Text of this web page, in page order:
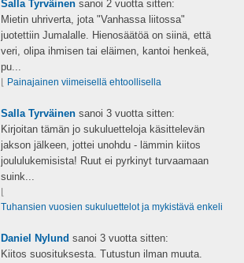
Salla Tyrväinensanoi 2 vuotta sitten:
Mietin uhriverta, jota "Vanhassa liitossa"
juotettiin Jumalalle. Hienosäätöä on siinä, että
veri, olipa ihmisen tai eläimen, kantoi henkeä,
pu...
Painajainen viimeisellä ehtoollisella
Salla Tyrväinensanoi 3 vuotta sitten:
Kirjoitan tämän jo sukuluetteloja käsittelevän
jakson jälkeen, jottei unohdu - lämmin kiitos
joululukemisista! Ruut ei pyrkinyt turvaamaan
suink...
Tuhansien vuosien sukuluettelot ja mykistävä enkeli
Daniel Nylund sanoi 3 vuotta sitten:
Kiitos suosituksesta. Tutustun ilman muuta.